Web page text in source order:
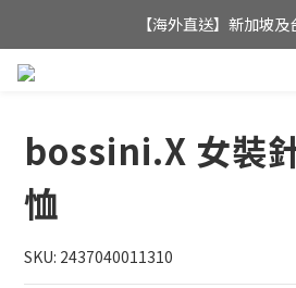
全店滿$350，即可享港澳
【海外直送】新加坡
bossini.X 女裝
恤
SKU: 2437040011310